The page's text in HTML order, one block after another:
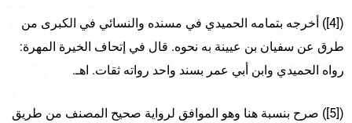
([4]) أخرجه بتمامه الحميدي في مسنده والنسائي في الكبرى من
طرق عن سفيان بن عيينة به نحوه. قال في إتحاف الخيرة المهرة:
رواه الحميدي وابن أبي عمر بسند واحد رواته ثقات. اهـ.
([5]) صرح بنسبة هنا وهو الموافق لرواية صحيح المصنف من طريق